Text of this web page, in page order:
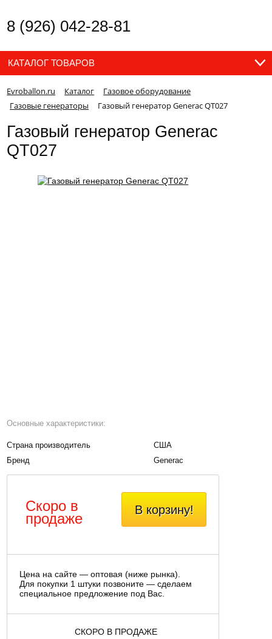
8 (926) 042-28-81
КАТАЛОГ ТОВАРОВ
Evroballon.ru Каталог
Газовое оборудование
Газовые генераторы
Газовый генератор Generac QT027
Газовый генератор Generac
QT027
Основные характеристики:
Страна производитель
США
Бренд
Generac
В корзину!
Скоро в
продаже
Цена на сайте — оптовая (ниже рынка).
Для покупки 1 штуки позвоните — сделаем
специальное предложение под Вас.
СКОРО В ПРОДАЖЕ